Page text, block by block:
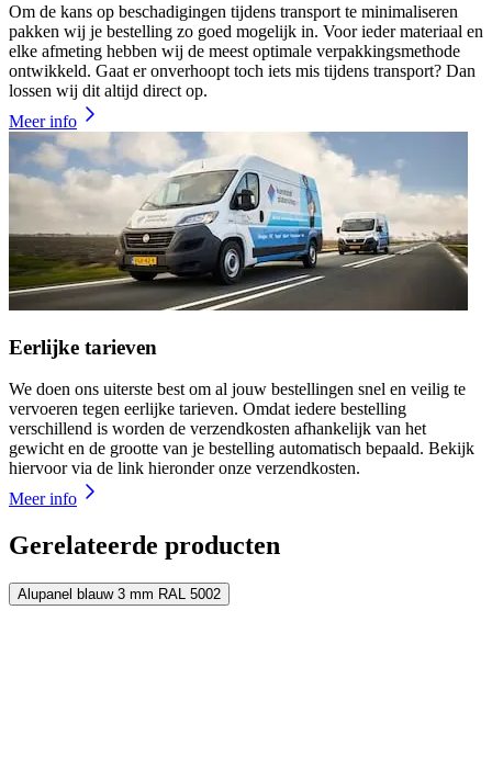
Om de kans op beschadigingen tijdens transport te minimaliseren
pakken wij je bestelling zo goed mogelijk in. Voor ieder materiaal en
elke afmeting hebben wij de meest optimale verpakkingsmethode
ontwikkeld. Gaat er onverhoopt toch iets mis tijdens transport? Dan
lossen wij dit altijd direct op.
Meer info
Eerlijke tarieven
We doen ons uiterste best om al jouw bestellingen snel en veilig te
vervoeren tegen eerlijke tarieven. Omdat iedere bestelling
verschillend is worden de verzendkosten afhankelijk van het
gewicht en de grootte van je bestelling automatisch bepaald. Bekijk
hiervoor via de link hieronder onze verzendkosten.
Meer info
Gerelateerde producten
Alupanel blauw 3 mm RAL 5002